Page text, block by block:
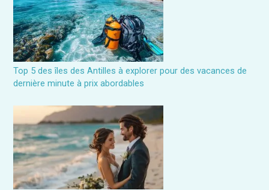
e
r
:
Top 5 des îles des Antilles à explorer pour des vacances de
dernière minute à prix abordables